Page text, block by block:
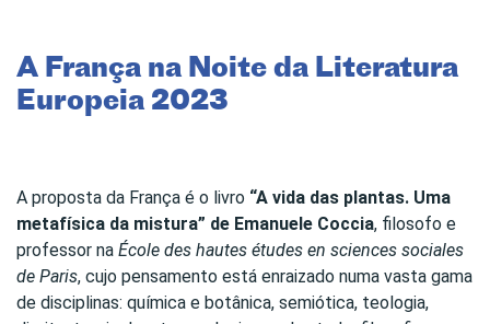
A França na Noite da Literatura
Europeia 2023
A proposta da França é o livro “A vida das plantas. Uma
metafísica da mistura” de Emanuele Coccia, filosofo e
professor na École des hautes études en sciences sociales
de Paris, cujo pensamento está enraizado numa vasta gama
de disciplinas: química e botânica, semiótica, teologia,